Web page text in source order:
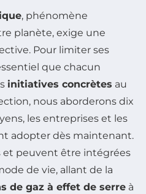
, phénomène
planète, exige une
Pour limiter ses
que chacun
initiatives concrètes au
nous aborderons dix
les entreprises et les
adopter dès maintenant.
et peuvent être intégrées
de vie, allant de la
de gaz à effet de serre à